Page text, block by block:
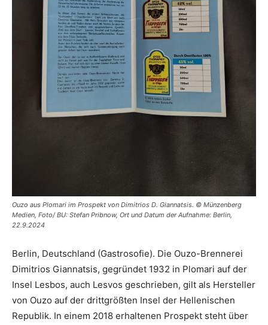
Ouzo aus Plomari im Prospekt von Dimitrios D. Giannatsis. © Münzenberg
Medien, Foto/ BU: Stefan Pribnow, Ort und Datum der Aufnahme: Berlin,
22.9.2024
Berlin, Deutschland (Gastrosofie). Die Ouzo-Brennerei
Dimitrios Giannatsis, gegründet 1932 in Plomari auf der
Insel Lesbos, auch Lesvos geschrieben, gilt als Hersteller
von Ouzo auf der drittgrößten Insel der Hellenischen
Republik. In einem 2018 erhaltenen Prospekt steht über